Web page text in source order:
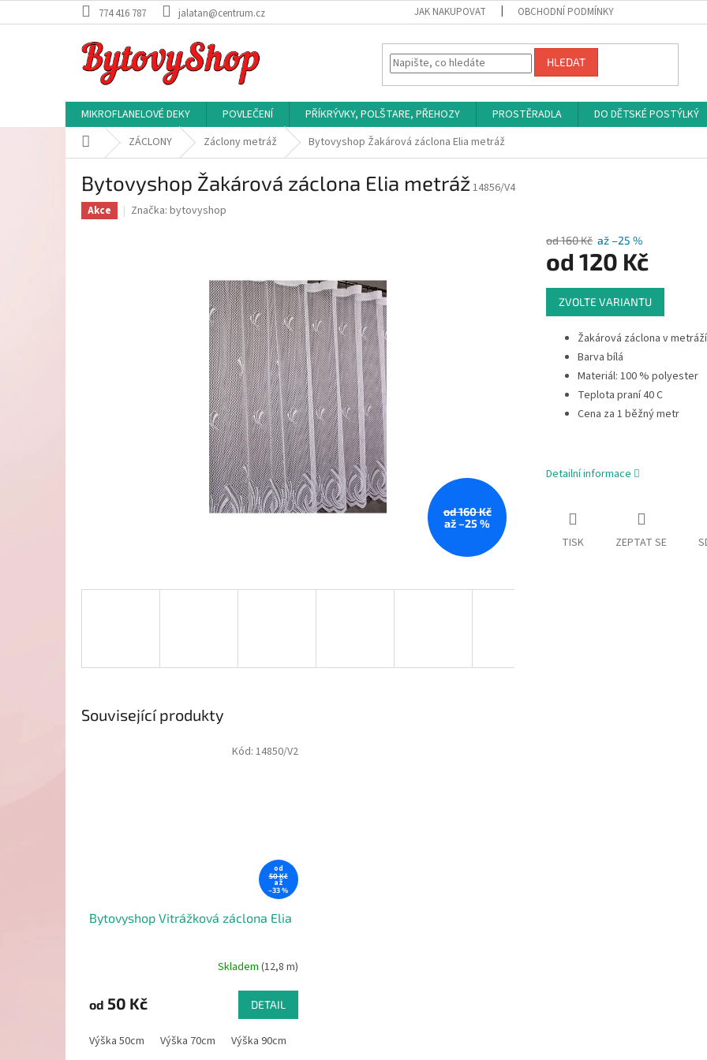
na
774 416 787 jalatan@centrum.cz JAK NAKUPOVAT OBCHODNÍ PODMÍNKY
HLEDAT
MIKROFLANELOVÉ DEKY POVLEČENÍ PŘÍKRÝVKY, POLŠTARE, PŘEHOZY PROSTĚRADLA DO DĚTSKÉ POSTÝLKÝ
Domů ZÁCLONY Záclony metráž Bytovyshop Žakárová záclona Elia metráž
Bytovyshop Žakárová záclona Elia metráž 14856/V4
Akce Značka: bytovyshop
od 160 Kč
až –25 %
od 160 Kč až –25 %
od 120 Kč
Měrná
cena:
ZVOLTE VARIANTU
Žakárová záclona v metráží
Barva bílá
Materiál: 100 % polyester
Teplota praní 40 C
Cena za 1 běžný metr
Detailní informace
TISK ZEPTAT SE
Související produkty
od
50 Kč
až
–33 %
Bytovyshop Vitrážková záclona Elia
Skladem (12,8 m)
od 50 Kč DETAIL
Výška 50cm Výška 70cm Výška 90cm
Kód: 14850/V2